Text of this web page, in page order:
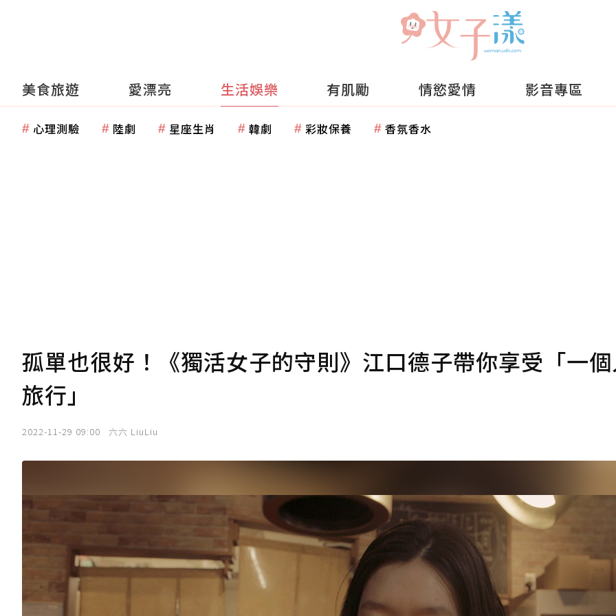
美食旅遊 愛漂亮 生活娛樂 有肌勵 情慾愛情 影音專區
心理測驗 陸劇 星座生肖 韓劇 彩妝保養 香氛香水
孤單也很好！《獨活女子的守則》江口德子帶你享受「一
旅行」
2022-11-29 09:00 六六 LiuLiu